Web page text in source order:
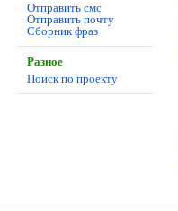
Отправить смс
Отправить почту
Сборник фраз
Разное
Поиск по проекту